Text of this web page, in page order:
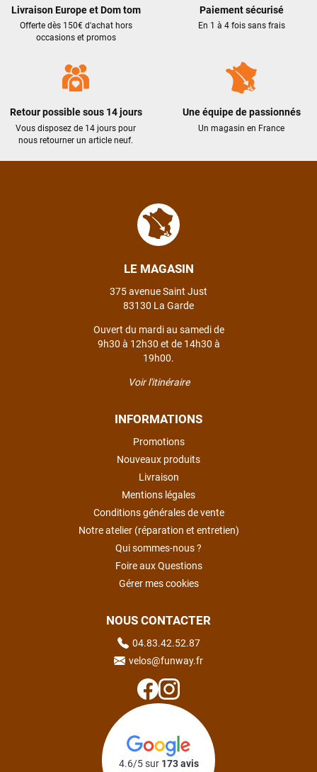
Livraison Europe et Dom tom
Offerte dès 150€ d'achat hors
occasions et promos
Paiement sécurisé
En 1 à 4 fois sans frais
Retour possible sous 14 jours
Vous disposez de 14 jours pour
nous retourner un article neuf.
Une équipe de passionnés
Un magasin en France
LE MAGASIN
375 avenue Saint Just
83130 La Garde
Ouvert du mardi au samedi de
9h30 à 12h30 et de 14h30 à
19h00.
Voir l'itinéraire
INFORMATIONS
Promotions
Nouveaux produits
Livraison
Mentions légales
Conditions générales de vente
Notre atelier (réparation et entretien)
Qui sommes-nous ?
Foire aux Questions
Gérer mes cookies
NOUS CONTACTER
04.83.42.52.87
velos@funway.fr
4.6/5 sur 173 avis
VOIR TOUS LES AVIS